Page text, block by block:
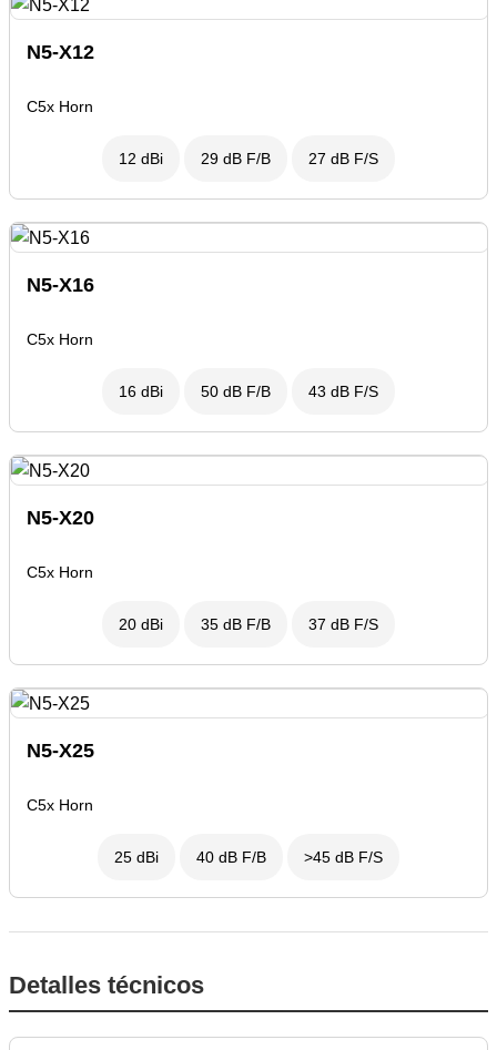
N5-X12
C5x Horn
12 dBi 29 dB F/B 27 dB F/S
N5-X16
C5x Horn
16 dBi 50 dB F/B 43 dB F/S
N5-X20
C5x Horn
20 dBi 35 dB F/B 37 dB F/S
N5-X25
C5x Horn
25 dBi 40 dB F/B >45 dB F/S
Detalles técnicos